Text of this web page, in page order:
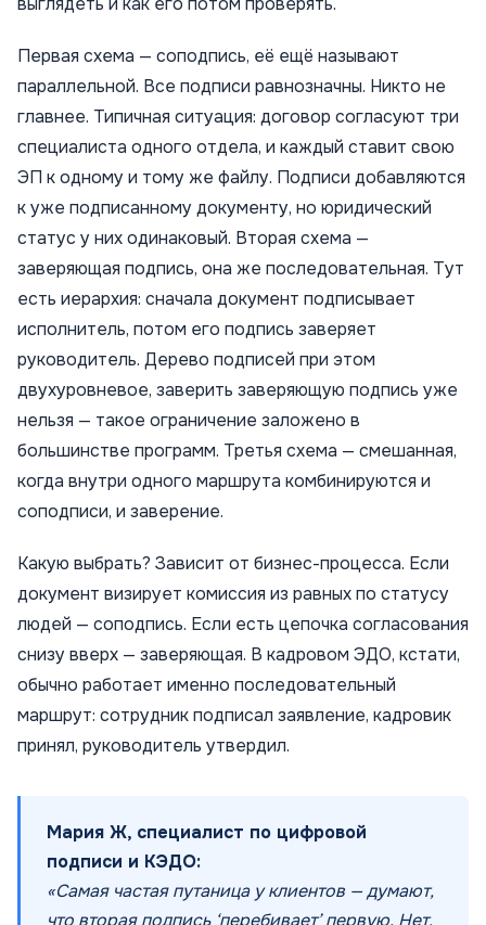
Первая схема — соподпись, её ещё называют
параллельной. Все подписи равнозначны. Никто не
главнее. Типичная ситуация: договор согласуют три
специалиста одного отдела, и каждый ставит свою
ЭП к одному и тому же файлу. Подписи добавляются
к уже подписанному документу, но юридический
статус у них одинаковый. Вторая схема —
заверяющая подпись, она же последовательная. Тут
есть иерархия: сначала документ подписывает
исполнитель, потом его подпись заверяет
руководитель. Дерево подписей при этом
двухуровневое, заверить заверяющую подпись уже
нельзя — такое ограничение заложено в
большинстве программ. Третья схема — смешанная,
когда внутри одного маршрута комбинируются и
соподписи, и заверение.
Какую выбрать? Зависит от бизнес-процесса. Если
документ визирует комиссия из равных по статусу
людей — соподпись. Если есть цепочка согласования
снизу вверх — заверяющая. В кадровом ЭДО, кстати,
обычно работает именно последовательный
маршрут: сотрудник подписал заявление, кадровик
принял, руководитель утвердил.
Мария Ж, специалист по цифровой
подписи и КЭДО:
«Самая частая путаница у клиентов — думают,
что вторая подпись ‘перебивает’ первую. Нет.